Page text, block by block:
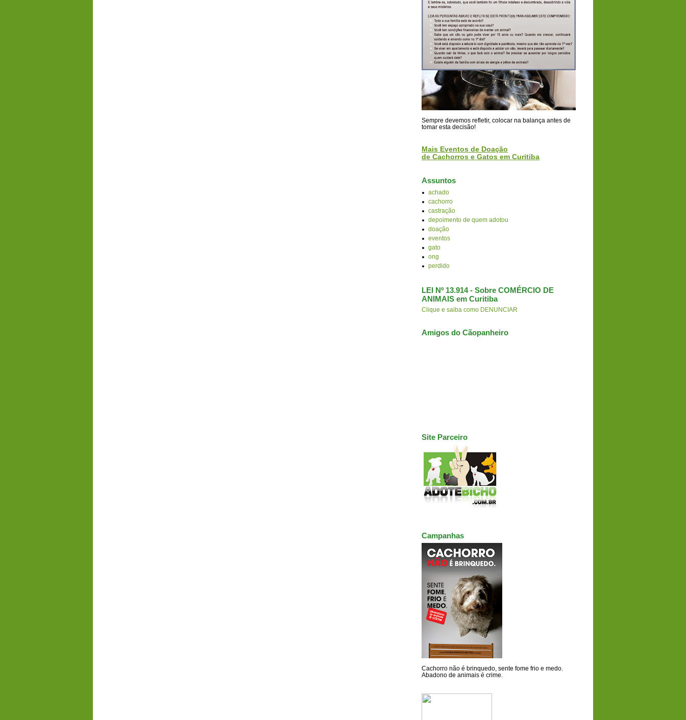
Sempre devemos refletir, colocar na balança antes de
tomar esta decisão!
Mais Eventos de Doação
de Cachorros e Gatos em Curitiba
Assuntos
achado
cachorro
castração
depoimento de quem adotou
doação
eventos
gato
ong
perdido
LEI Nº 13.914 - Sobre COMÉRCIO DE
ANIMAIS em Curitiba
Clique e saiba como DENUNCIAR
Amigos do Cãopanheiro
Site Parceiro
Campanhas
Cachorro não é brinquedo, sente fome frio e medo.
Abadono de animais é crime.